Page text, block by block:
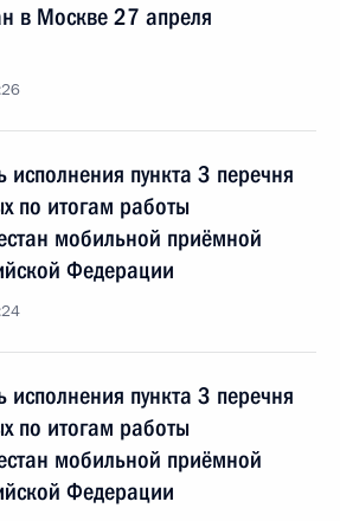
в Москве 27 апреля
исполнения пункта 3 перечня
по итогам работы
мобильной приёмной
Федерации
исполнения пункта 3 перечня
по итогам работы
мобильной приёмной
Федерации